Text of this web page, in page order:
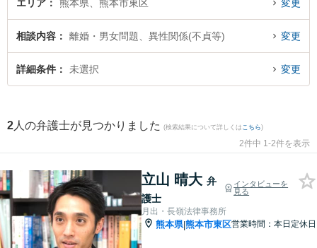
い』『異性関係(不貞等)による離婚問題のトラブル解決の実績豊富な近くの弁護
士を検索したい』『初回相談無料で異性関係(不貞等)による離婚問題を法律相談
できる熊本市東区内の弁護士に相談予約したい』などでお困りの相談者さんに
エリア 熊本県、熊本市東区 変更
相談内容 離婚・男女問題、異性関係(不貞等) 変更
詳細条件 未選択 変更
2 人の弁護士が見つかりました (検索結果について詳しくは こちら)
2件中 1-2件を表示
立山 晴大 弁
護士
インタビューを
見る
月出・長嶺法律事務所
熊本県|熊本市東区営業時間：本日定休日